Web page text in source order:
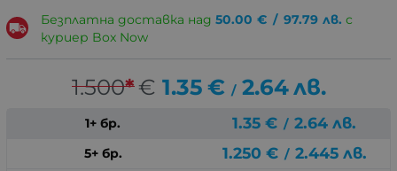
Безплатна доставка над 50.00 € / 97.79 лв. с
куриер Box Now
1.500*€ 1.35 € / 2.64лв.
1+ бр. 1.35 € / 2.64 лв.
5+ бр. 1.250 € / 2.445 лв.